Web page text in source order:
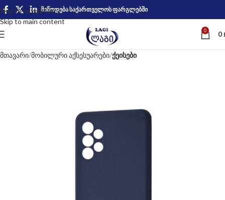
Skip to navigation
Skip to main content
მიწოდება საქართველოს ფარგლებში
0 0
მთავარი მობილური აქსესუარები ქეისები